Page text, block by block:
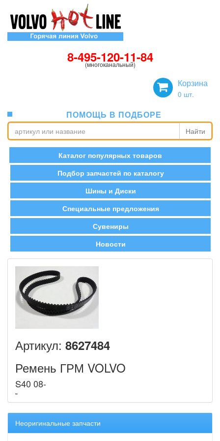
8-495-120-11-84
(многоканальный)
Корзина
0 шт.
ПОМОЩЬ В ПОДБОРЕ
Найти
Каталог популярных товаров
Подбор запчастей по каталогу
Шины и Диски
Специальные предложения
Сувениры
Новости
Артикул: 8627484
Ремень ГРМ VOLVO
S40 08-
Неоригинальные запчасти